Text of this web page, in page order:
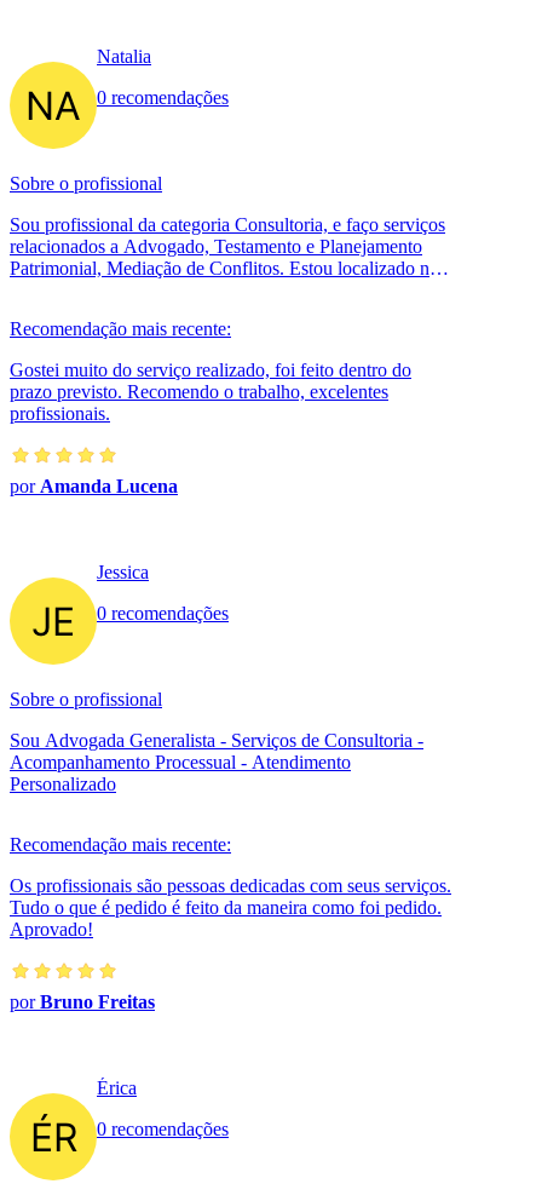
Natalia
0 recomendações
Sobre o profissional
Sou profissional da categoria Consultoria, e faço serviços
relacionados a Advogado, Testamento e Planejamento
Patrimonial, Mediação de Conflitos. Estou localizado no
Recomendação mais recente:
Gostei muito do serviço realizado, foi feito dentro do
prazo previsto. Recomendo o trabalho, excelentes
profissionais.
por Amanda Lucena
Jessica
0 recomendações
Sobre o profissional
Sou Advogada Generalista - Serviços de Consultoria -
Acompanhamento Processual - Atendimento
Personalizado
Recomendação mais recente:
Os profissionais são pessoas dedicadas com seus serviços.
Tudo o que é pedido é feito da maneira como foi pedido.
Aprovado!
porBruno Freitas
Érica
0 recomendações